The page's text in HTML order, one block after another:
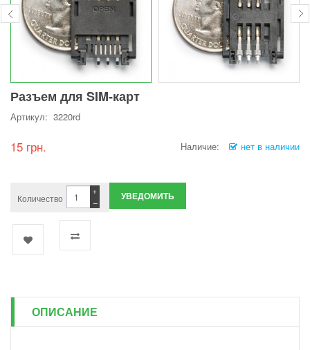
Разъем для SIM-карт
Артикул: 3220rd
15 грн. Наличие: нет в наличии
Количество −
+ УВЕДОМИТЬ
ОПИСАНИЕ